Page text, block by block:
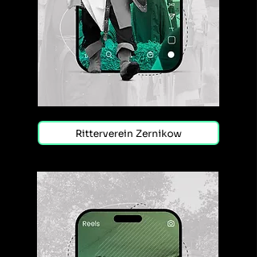
Ritterverein Zernikow